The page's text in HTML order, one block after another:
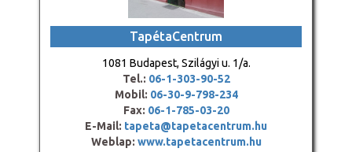
TapétaCentrum
1081 Budapest, Szilágyi u. 1/a.
Tel.: 06-1-303-90-52
Mobil: 06-30-9-798-234
Fax: 06-1-785-03-20
E-Mail: tapeta@tapetacentrum.hu
Weblap: www.tapetacentrum.hu